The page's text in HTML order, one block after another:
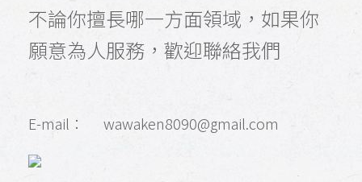
不論你擅長哪一方面領域，如果你
願意為人服務，歡迎聯絡我們
E-mail： wawaken8090@gmail.com